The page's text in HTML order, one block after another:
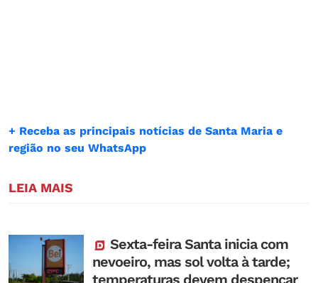
+ Receba as principais notícias de Santa Maria e
região no seu WhatsApp
LEIA MAIS
Sexta-feira Santa inicia com
nevoeiro, mas sol volta à tarde;
temperaturas devem despencar